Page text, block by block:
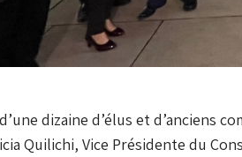
dizaine d’élus et d’anciens
Quilichi, Vice Présidente du